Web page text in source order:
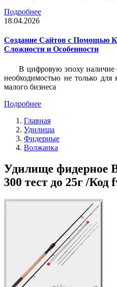
Подробнее
18.04.2026
Создание Сайтов с Помощью
Сложности и Особенности
В цифровую эпоху наличие
необходимостью не только
малого бизнеса
Подробнее
Главная
Удилища
Фидерные
Волжанка
Удилище фидерное
300 тест до 25г /Код